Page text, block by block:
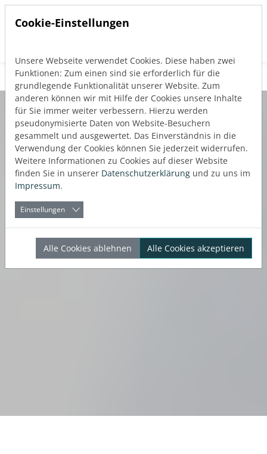
Direkt zur Hauptnavigation springen
Direkt zum Inhalt springen
Cookie-Einstellungen
Unsere Webseite verwendet Cookies. Diese haben zwei
Funktionen: Zum einen sind sie erforderlich für die
grundlegende Funktionalität unserer Website. Zum
anderen können wir mit Hilfe der Cookies unsere Inhalte
für Sie immer weiter verbessern. Hierzu werden
pseudonymisierte Daten von Website-Besuchern
gesammelt und ausgewertet. Das Einverständnis in die
Verwendung der Cookies können Sie jederzeit widerrufen.
Weitere Informationen zu Cookies auf dieser Website
finden Sie in unserer Datenschutzerklärung und zu uns im
Impressum.
Einstellungen
Alle Cookies ablehnen Alle Cookies akzeptieren